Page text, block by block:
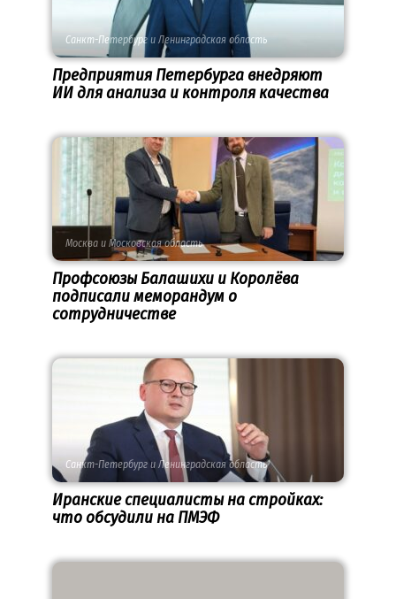
Санкт-Петербург и Ленинградская область
Предприятия Петербурга внедряют
ИИ для анализа и контроля качества
Москва и Московская область
Профсоюзы Балашихи и Королёва
подписали меморандум о
сотрудничестве
Санкт-Петербург и Ленинградская область
Иранские специалисты на стройках:
что обсудили на ПМЭФ